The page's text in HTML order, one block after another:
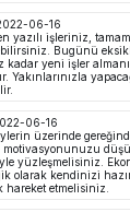
06-16
yazılı işleriniz,
Bugünü
kadar yeni işler
Yakınlarınızla
06-16
üzerinde
yüzleşmelisiniz.
olarak kendinizi
hareket etmelisiniz.